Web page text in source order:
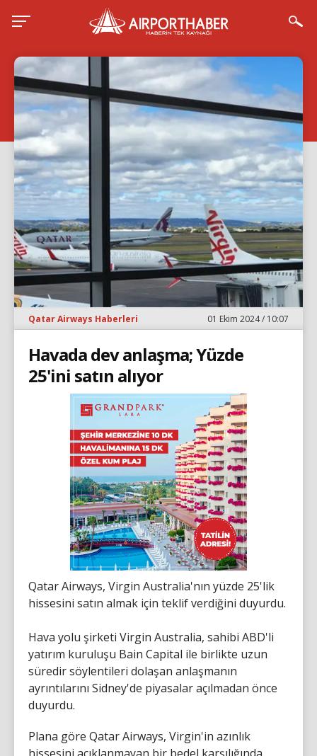
Qatar Airways Haberleri 01 Ekim 2024 / 10:07
Havada dev anlaşma; Yüzde
25'ini satın alıyor
Qatar Airways, Virgin Australia'nın yüzde 25'lik
hissesini satın almak için teklif verdiğini duyurdu.
Hava yolu şirketi Virgin Australia, sahibi ABD'li
yatırım kuruluşu Bain Capital ile birlikte uzun
süredir söylentileri dolaşan anlaşmanın
ayrıntılarını Sidney'de piyasalar açılmadan önce
duyurdu.
Plana göre Qatar Airways, Virgin'in azınlık
hissesini açıklanmayan bir bedel karşılığında